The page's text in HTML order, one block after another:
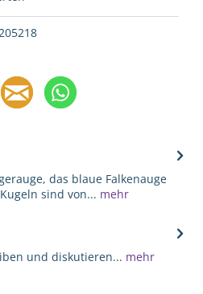
das blaue Falkenauge
sind von... mehr
und diskutieren... mehr